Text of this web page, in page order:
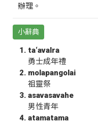
辦理。
小辭典
ta‘avalra
勇士成年禮
molapangolai
祖靈祭
asavasavahe
男性青年
atamatama